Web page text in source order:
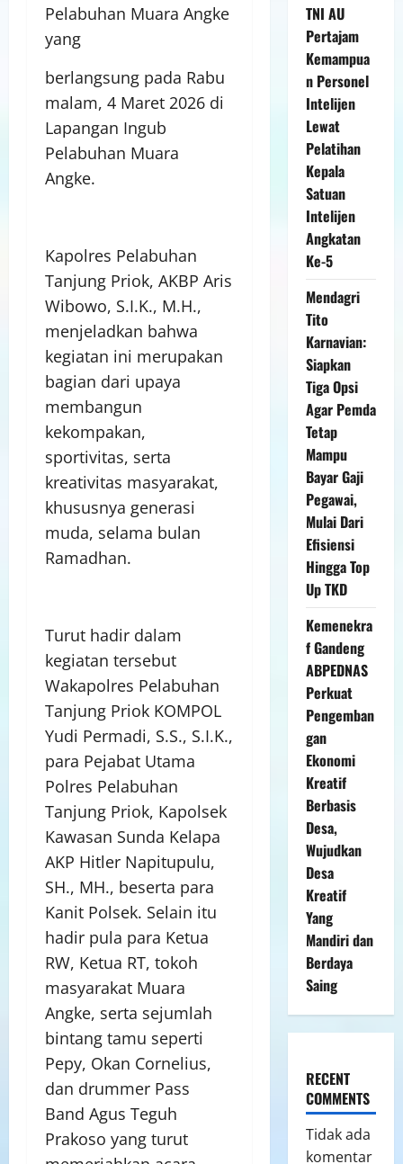
Pelabuhan Muara Angke
yang
berlangsung pada Rabu
malam, 4 Maret 2026 di
Lapangan Ingub
Pelabuhan Muara
Angke.
Kapolres Pelabuhan
Tanjung Priok, AKBP Aris
Wibowo, S.I.K., M.H.,
menjeladkan bahwa
kegiatan ini merupakan
bagian dari upaya
membangun
kekompakan,
sportivitas, serta
kreativitas masyarakat,
khususnya generasi
muda, selama bulan
Ramadhan.
Turut hadir dalam
kegiatan tersebut
Wakapolres Pelabuhan
Tanjung Priok KOMPOL
Yudi Permadi, S.S., S.I.K.,
para Pejabat Utama
Polres Pelabuhan
Tanjung Priok, Kapolsek
Kawasan Sunda Kelapa
AKP Hitler Napitupulu,
SH., MH., beserta para
Kanit Polsek. Selain itu
hadir pula para Ketua
RW, Ketua RT, tokoh
masyarakat Muara
Angke, serta sejumlah
bintang tamu seperti
Pepy, Okan Cornelius,
dan drummer Pass
Band Agus Teguh
Prakoso yang turut
TNI AU
Pertajam
Kemampua
n Personel
Intelijen
Lewat
Pelatihan
Kepala
Satuan
Intelijen
Angkatan
Ke-5
Mendagri
Tito
Karnavian:
Siapkan
Tiga Opsi
Agar Pemda
Tetap
Mampu
Bayar Gaji
Pegawai,
Mulai Dari
Efisiensi
Hingga Top
Up TKD
Kemenekra
f Gandeng
ABPEDNAS
Perkuat
Pengemban
gan
Ekonomi
Kreatif
Berbasis
Desa,
Wujudkan
Desa
Kreatif
Yang
Mandiri dan
Berdaya
Saing
RECENT
COMMENTS
Tidak ada
komentar